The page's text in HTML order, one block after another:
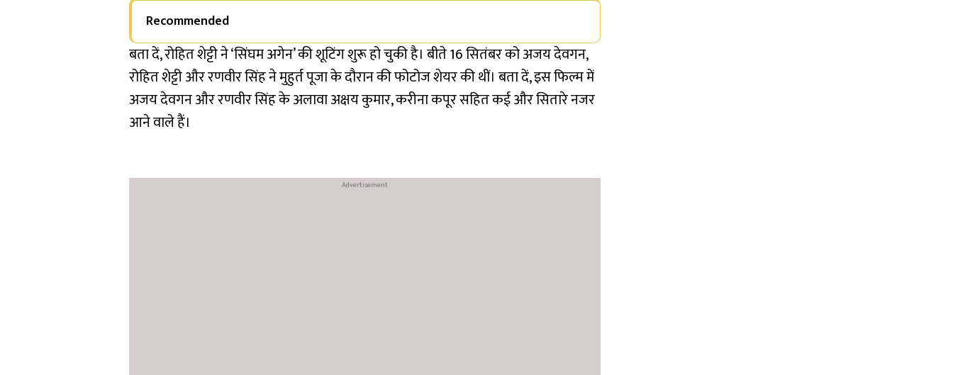
Recommended
बता दें, रोहित शेट्टी ने ‘सिंघम अगेन’ की शूटिंग शुरू हो चुकी है। बीते 16 सितंबर को अजय देवगन,
रोहित शेट्टी और रणवीर सिंह ने मुहुर्त पूजा के दौरान की फोटोज शेयर की थीं। बता दें, इस फिल्म में
अजय देवगन और रणवीर सिंह के अलावा अक्षय कुमार, करीना कपूर सहित कई और सितारे नजर
आने वाले हैं।